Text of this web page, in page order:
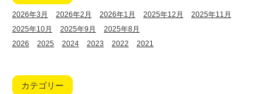
2026年3月 2026年2月 2026年1月 2025年12月
2025年11月
2025年10月
2025年9月
2025年8月
2026
2025 2024 2023 2022 2021
カテゴリー